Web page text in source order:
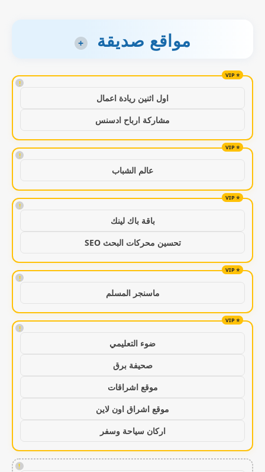
مواقع صديقة +
!
اول اثنين ريادة اعمال
مشاركة ارباح ادسنس
!
عالم الشباب
!
باقة باك لينك
تحسين محركات البحث SEO
!
ماسنجر المسلم
!
ضوء التعليمي
صحيفة برق
موقع اشراقات
موقع اشراق اون لاين
اركان سياحة وسفر
!